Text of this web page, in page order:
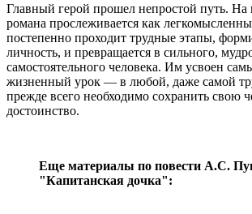
Главный герой прошел непростой путь. На
романа прослеживается как
постепенно проходит трудные этапы,
личность, и превращается в сильного,
самостоятельного человека. Им усвоен
жизненный урок — в любой, даже самой
прежде всего необходимо сохранить свою
достоинство.
Еще материалы по повести А.C.
"Капитанская дочка":